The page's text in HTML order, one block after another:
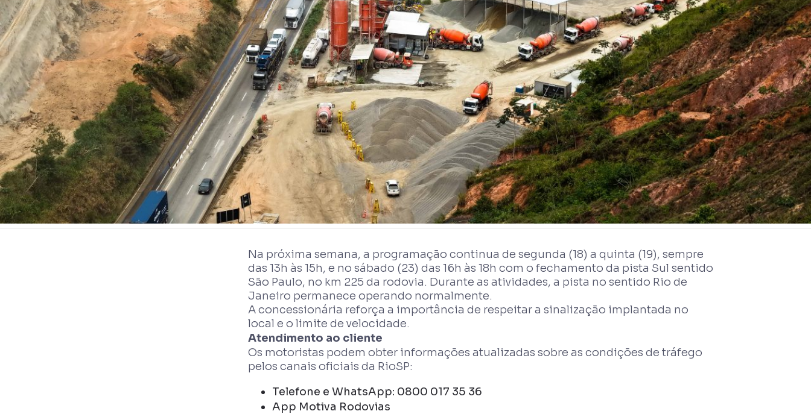
Na próxima semana, a programação continua de segunda (18) a quinta (19), sempre
das 13h às 15h, e no sábado (23) das 16h às 18h com o fechamento da pista Sul sentido
São Paulo, no km 225 da rodovia. Durante as atividades, a pista no sentido Rio de
Janeiro permanece operando normalmente.
A concessionária reforça a importância de respeitar a sinalização implantada no
local e o limite de velocidade.
Atendimento ao cliente
Os motoristas podem obter informações atualizadas sobre as condições de tráfego
pelos canais oficiais da RioSP:
Telefone e WhatsApp: 0800 017 35 36
App Motiva Rodovias